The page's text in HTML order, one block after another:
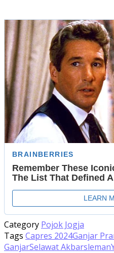
Category Pojok Jogja
Tags Capres 2024Ganjar
GanjarSelawat Akbarsleman